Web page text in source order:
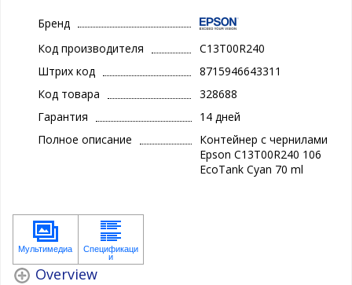
Бренд
Код производителя
C13T00R240
Штрих код
8715946643311
Код товара
328688
Гарантия
14 дней
Полное описание
Контейнер с чернилами
Epson C13T00R240 106
EcoTank Cyan 70 ml
Overview